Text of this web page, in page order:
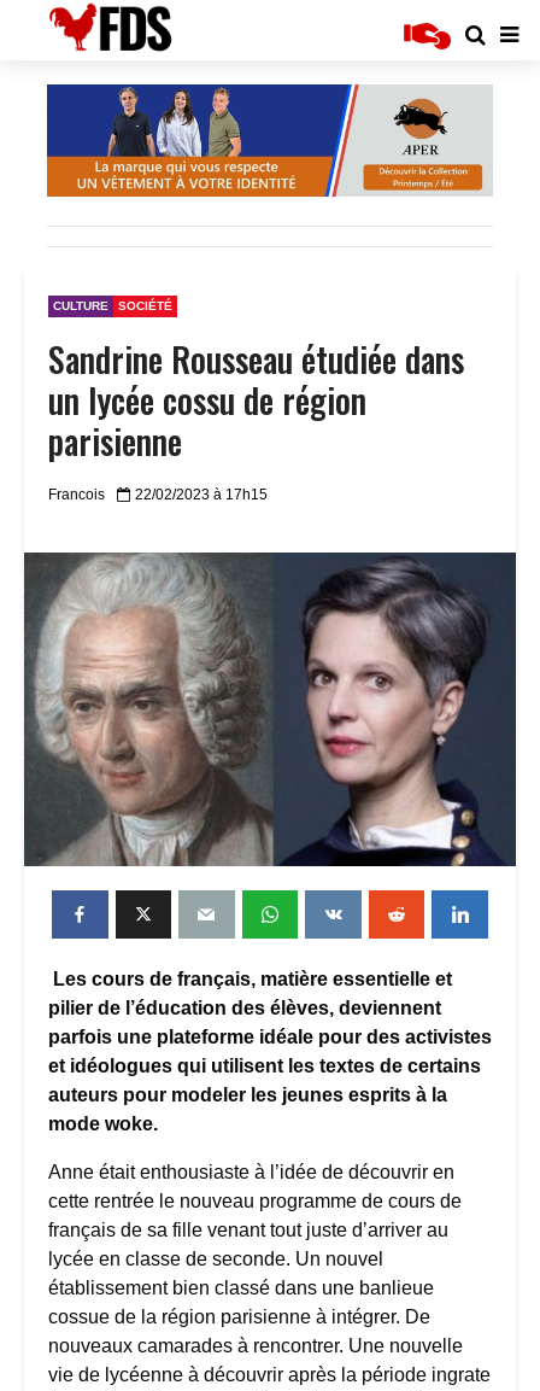
CULTURE SOCIÉTÉ
Sandrine Rousseau étudiée dans
un lycée cossu de région
parisienne
Francois 22/02/2023 à 17h15
Les cours de français, matière essentielle et
pilier de l’éducation des élèves, deviennent
parfois une plateforme idéale pour des activistes
et idéologues qui utilisent les textes de certains
auteurs pour modeler les jeunes esprits à la
mode woke.
Anne était enthousiaste à l’idée de découvrir en
cette rentrée le nouveau programme de cours de
français de sa fille venant tout juste d’arriver au
lycée en classe de seconde. Un nouvel
établissement bien classé dans une banlieue
cossue de la région parisienne à intégrer. De
nouveaux camarades à rencontrer. Une nouvelle
vie de lycéenne à découvrir après la période ingrate